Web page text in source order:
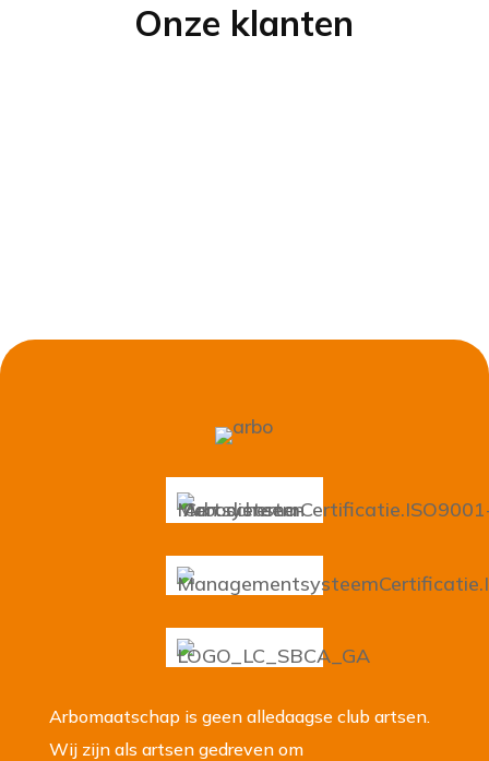
Onze klanten
Arbomaatschap is geen alledaagse club artsen.
Wij zijn als artsen gedreven om